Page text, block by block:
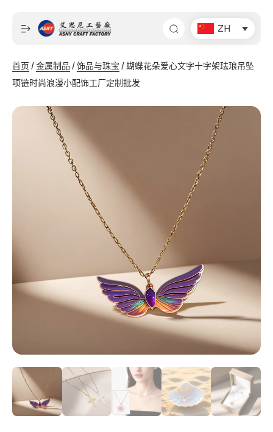
ZH
首页 /金属制品 /饰品与珠宝 / 蝴蝶花朵爱心文字十字架珐琅吊坠
项链时尚浪漫小配饰工厂定制批发